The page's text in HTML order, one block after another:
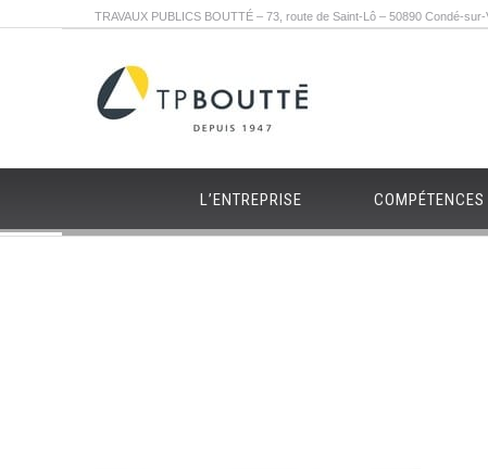
TRAVAUX PUBLICS BOUTTÉ – 73, route de Saint-Lô – 50890 Condé-
L’ENTREPRISE COMPÉTENCES